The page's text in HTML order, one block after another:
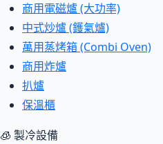
商用電磁爐 (大功率)
中式炒爐 (鑊氣爐)
萬用蒸烤箱 (Combi Oven)
商用炸爐
扒爐
保溫櫃
🧊 製冷設備